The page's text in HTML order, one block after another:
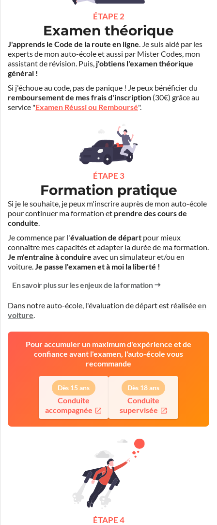
ÉTAPE 2
Examen théorique
J'apprends le Code de la route en ligne. Je suis aidé par les
experts de mon auto-école et aussi par Mister Codes, mon
assistant de révision. Puis, j'obtiens l'examen théorique
général !
Si j'échoue au code, pas de panique ! Je peux bénéficier du
remboursement de mes frais d'inscription (30€) grâce au
service "Examen Réussi ou Remboursé".
ÉTAPE 3
Formation pratique
Si je le souhaite, je peux m'inscrire auprès de mon auto-école
pour continuer ma formation et prendre des cours de
conduite.
Je commence par l'évaluation de départ pour mieux
connaître mes capacités et adapter la durée de ma formation.
Je m'entraîne à conduire avec un simulateur et/ou en
voiture. Je passe l'examen et à moi la liberté !
En savoir plus sur les enjeux de la formation
Dans notre auto-école, l'évaluation de départ est réaliséeen
voiture
Pour accumuler un maximum d'expérience et de
confiance avant l'examen, l'auto-école vous
recommande
Dès 15 ans
Conduite
accompagnée
Dès 18 ans
Conduite
supervisée
ÉTAPE 4